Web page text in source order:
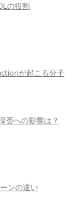
の役割
が起こる分子
否への影響は？
ンの違い